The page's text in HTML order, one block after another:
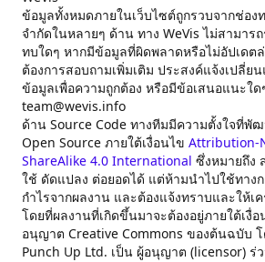
ข้อมูลทั้งหมดภายในเว็บไซต์ถูกรวบจากช่อง
จำกัดในหลายๆ ด้าน ทาง WeVis ไม่สามาร
ทบใดๆ หากมีข้อมูลที่ผิดพลาดหรือไม่อัปเดต
ต้องการสอบถามเพิ่มเติม ประสงค์แจ้งเปลี่ย
ข้อมูลเพื่อความถูกต้อง หรือมีข้อเสนอแนะใ
team@wevis.info
ด้าน Source Code ทางทีมมีความตั้งใจที่พั
Open Source ภายใต้เงื่อนไข Attribution-
ShareAlike 4.0 International ซึ่งหมายถึง
ใช้ ดัดแปลง ต่อยอดได้ แต่ห้ามนำไปใช้ทาง
กำไรจากผลงาน และต้องแจ้งทราบและให้เ
โดยที่ผลงานที่เกิดขึ้นมาจะต้องอยู่ภายใต้เงื่
อนุญาต Creative Commons ของต้นฉบับ โ
Punch Up Ltd. เป็น ผู้อนุญาต (licensor) ร่